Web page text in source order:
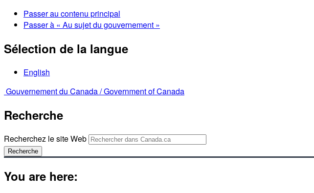
Passer au contenu principal
Passer à « Au sujet du gouvernement »
Sélection de la langue
English
Gouvernement du Canada /Government of Canada
Recherche
Recherchez le site Web
Recherche
You are here: